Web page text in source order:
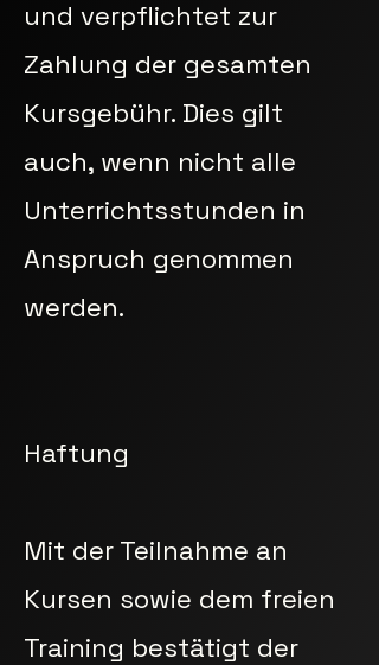
und verpflichtet zur
Zahlung der gesamten
Kursgebühr. Dies gilt
auch, wenn nicht alle
Unterrichtsstunden in
Anspruch genommen
werden.
Haftung
Mit der Teilnahme an
Kursen sowie dem freien
Training bestätigt der